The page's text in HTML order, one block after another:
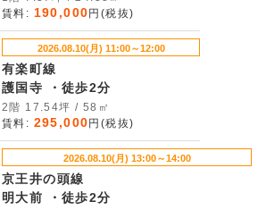
賃料: 190,000 円(税抜)
2026.08.10(月) 11:00～12:00
有楽町線
護国寺 ・徒歩2分
2階 17.54坪 / 58㎡
賃料: 295,000 円(税抜)
2026.08.10(月) 13:00～14:00
京王井の頭線
明大前 ・徒歩2分